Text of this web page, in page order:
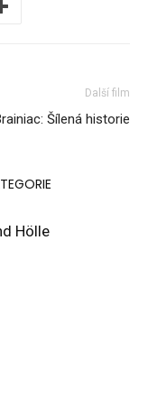
Další film
Šílená historie
Hölle